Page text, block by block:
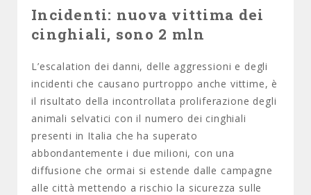
Incidenti: nuova vittima dei
cinghiali, sono 2 mln
L’escalation dei danni, delle aggressioni e degli
incidenti che causano purtroppo anche vittime, è
il risultato della incontrollata proliferazione degli
animali selvatici con il numero dei cinghiali
presenti in Italia che ha superato
abbondantemente i due milioni, con una
diffusione che ormai si estende dalle campagne
alle città mettendo a rischio la sicurezza sulle